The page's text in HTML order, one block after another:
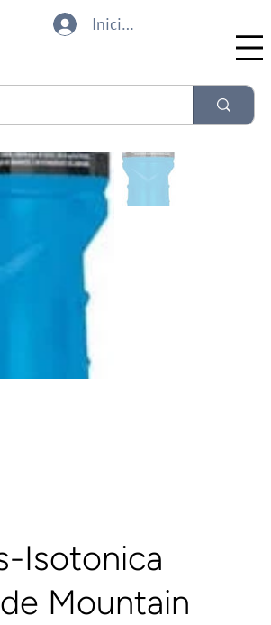
Iniciar sesión
Isotonica
Mountain